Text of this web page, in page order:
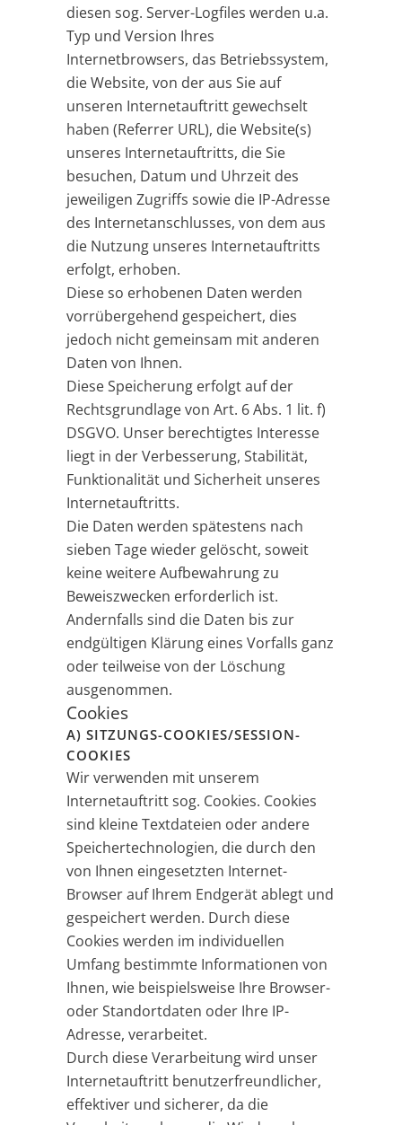
diesen sog. Server-Logfiles werden u.a.
Typ und Version Ihres
Internetbrowsers, das Betriebssystem,
die Website, von der aus Sie auf
unseren Internetauftritt gewechselt
haben (Referrer URL), die Website(s)
unseres Internetauftritts, die Sie
besuchen, Datum und Uhrzeit des
jeweiligen Zugriffs sowie die IP-Adresse
des Internetanschlusses, von dem aus
die Nutzung unseres Internetauftritts
erfolgt, erhoben.
Diese so erhobenen Daten werden
vorrübergehend gespeichert, dies
jedoch nicht gemeinsam mit anderen
Daten von Ihnen.
Diese Speicherung erfolgt auf der
Rechtsgrundlage von Art. 6 Abs. 1 lit. f)
DSGVO. Unser berechtigtes Interesse
liegt in der Verbesserung, Stabilität,
Funktionalität und Sicherheit unseres
Internetauftritts.
Die Daten werden spätestens nach
sieben Tage wieder gelöscht, soweit
keine weitere Aufbewahrung zu
Beweiszwecken erforderlich ist.
Andernfalls sind die Daten bis zur
endgültigen Klärung eines Vorfalls ganz
oder teilweise von der Löschung
ausgenommen.
Cookies
A) SITZUNGS-COOKIES/SESSION-
COOKIES
Wir verwenden mit unserem
Internetauftritt sog. Cookies. Cookies
sind kleine Textdateien oder andere
Speichertechnologien, die durch den
von Ihnen eingesetzten Internet-
Browser auf Ihrem Endgerät ablegt und
gespeichert werden. Durch diese
Cookies werden im individuellen
Umfang bestimmte Informationen von
Ihnen, wie beispielsweise Ihre Browser-
oder Standortdaten oder Ihre IP-
Adresse, verarbeitet.
Durch diese Verarbeitung wird unser
Internetauftritt benutzerfreundlicher,
effektiver und sicherer, da die